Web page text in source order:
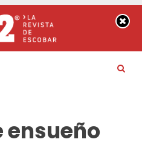
ensueño